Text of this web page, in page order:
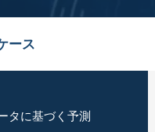
ース
タに基づく予測